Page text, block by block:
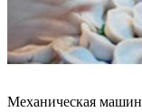
Механическая